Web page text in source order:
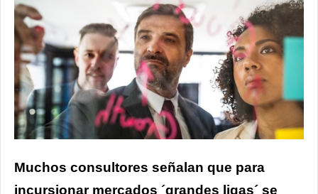
Muchos consultores señalan que para
incursionar mercados ´grandes ligas´ se